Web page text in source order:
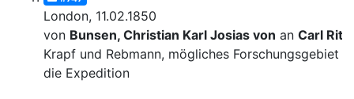
London, 11.02.1850
von Bunsen, Christian Karl Josias von an Carl
Krapf und Rebmann, mögliches Forschungsgebiet
die Expedition